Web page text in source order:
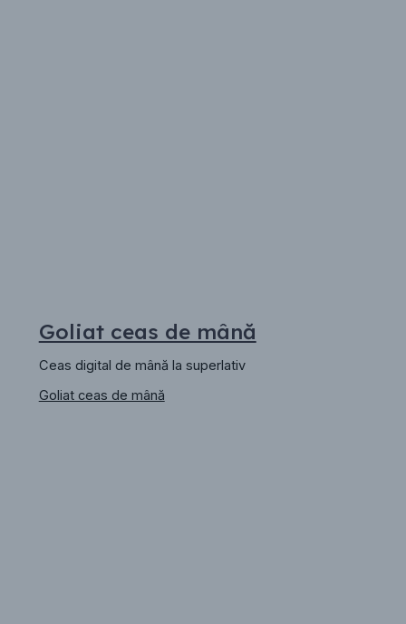
Goliat ceas de mână
Ceas digital de mână la superlativ
Goliat ceas de mână